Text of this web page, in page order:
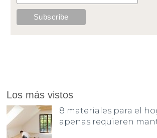
Los más vistos
8 materiales para el
apenas requieren